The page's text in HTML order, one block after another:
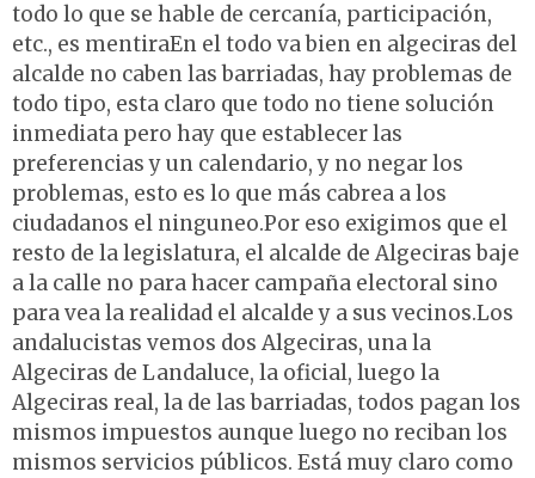
todo lo que se hable de cercanía, participación,
etc., es mentiraEn el todo va bien en algeciras del
alcalde no caben las barriadas, hay problemas de
todo tipo, esta claro que todo no tiene solución
inmediata pero hay que establecer las
preferencias y un calendario, y no negar los
problemas, esto es lo que más cabrea a los
ciudadanos el ninguneo.Por eso exigimos que el
resto de la legislatura, el alcalde de Algeciras baje
a la calle no para hacer campaña electoral sino
para vea la realidad el alcalde y a sus vecinos.Los
andalucistas vemos dos Algeciras, una la
Algeciras de Landaluce, la oficial, luego la
Algeciras real, la de las barriadas, todos pagan los
mismos impuestos aunque luego no reciban los
mismos servicios públicos. Está muy claro como